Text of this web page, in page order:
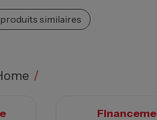
similaires
/